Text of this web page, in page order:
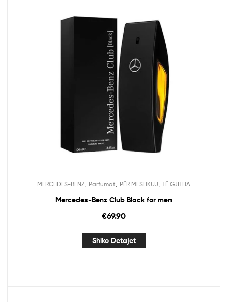
MERCEDES-BENZ Parfumat PËR MESHKUJ TË GJITHA
Mercedes-Benz Club Black for men
€69.90
Shiko Detajet